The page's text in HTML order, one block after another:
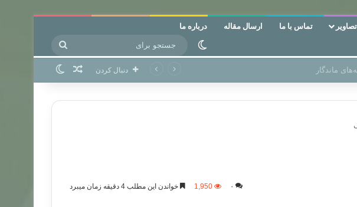
تماس با ما ارسال مقاله درباره ما
تغییر پوسته
برای دنبال کردن نوشته تصادفی
۰ 1,950 خواندن این مطلب 4 دقیقه زمان میبرد